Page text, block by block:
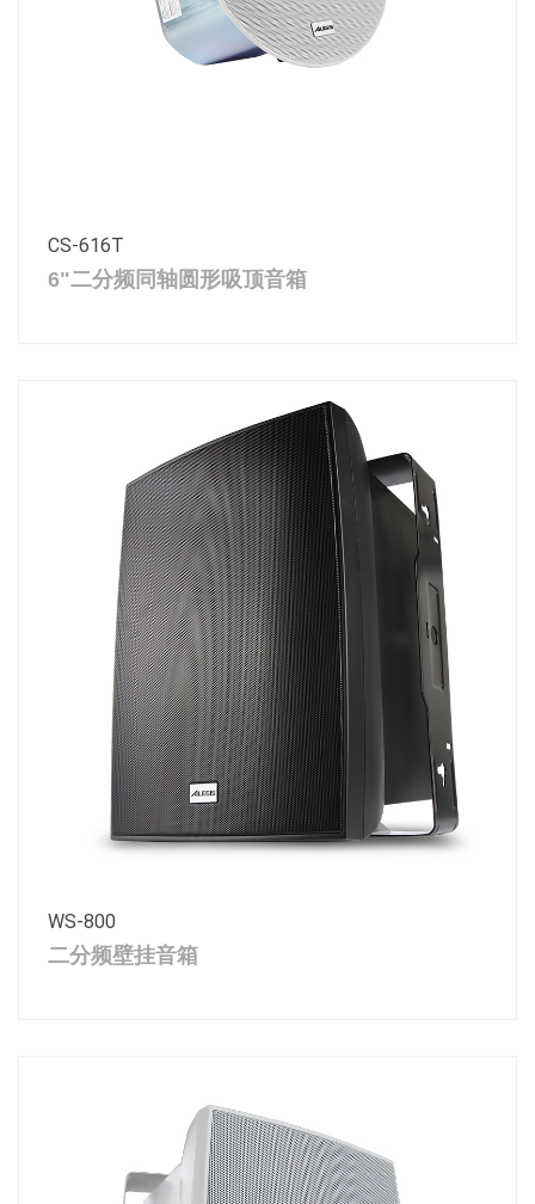
CS-616T
6"二分频同轴圆形吸顶音箱
WS-800
二分频壁挂音箱